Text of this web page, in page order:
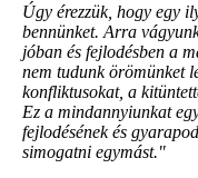
Úgy érezzük, hogy egy
bennünket. Arra
jóban és fejlodésben a
nem tudunk örömünket
konfliktusokat, a
Ez a mindannyiunkat
fejlodésének és
simogatni egymást."